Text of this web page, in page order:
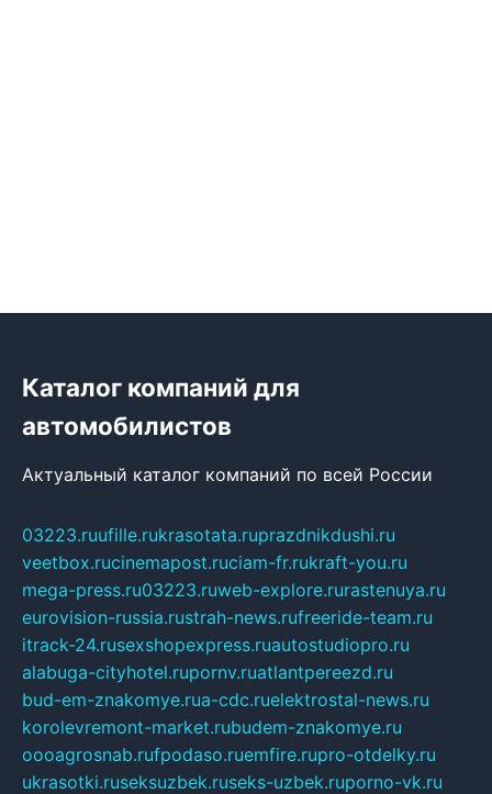
Каталог компаний для
автомобилистов
Актуальный каталог компаний по всей России
03223.ruufille.rukrasotata.ruprazdnikdushi.ru
veetbox.rucinemapost.ruciam-fr.rukraft-you.ru
mega-press.ru03223.ruweb-explore.rurastenuya.ru
eurovision-russia.rustrah-news.rufreeride-team.ru
itrack-24.rusexshopexpress.ruautostudiopro.ru
alabuga-cityhotel.rupornv.ruatlantpereezd.ru
bud-em-znakomye.rua-cdc.ruelektrostal-news.ru
korolevremont-market.rubudem-znakomye.ru
oooagrosnab.rufpodaso.ruemfire.rupro-otdelky.ru
ukrasotki.ruseksuzbek.ruseks-uzbek.ruporno-vk.ru